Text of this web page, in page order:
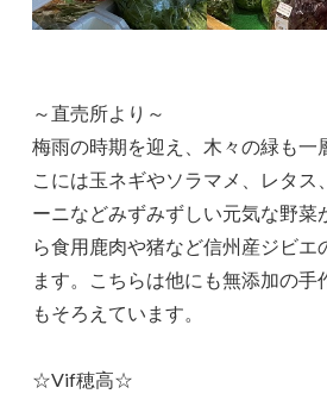
～直売所より～
梅雨の時期を迎え、木々の緑も一
こには玉ネギやソラマメ、レタス
ーニなどみずみずしい元気な野菜
ら食用鹿肉や猪など信州産ジビエ
ます。こちらは他にも無添加の手
もそろえています。
☆Vif穂高☆